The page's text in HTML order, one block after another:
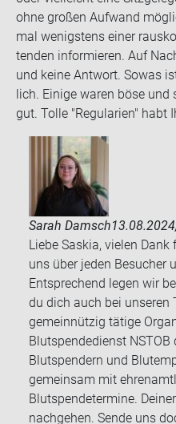
ohne gro­ßen Auf­wand
mal we­nigs­tens einer
ten­den in­for­mie­ren. Auf
und keine Ant­wort. Sowas
lich. Ei­ni­ge waren böse
gut. Tolle "Re­gu­la­ri­en" habt
Sarah Damsch
Liebe Saskia, vielen
uns über jeden Besucher
Entsprechend legen wir
du dich auch bei
gemeinnützig tätige
Blutspendedienst
Blutspendern und
gemeinsam mit
Blutspendetermine.
nachgehen. Sende uns